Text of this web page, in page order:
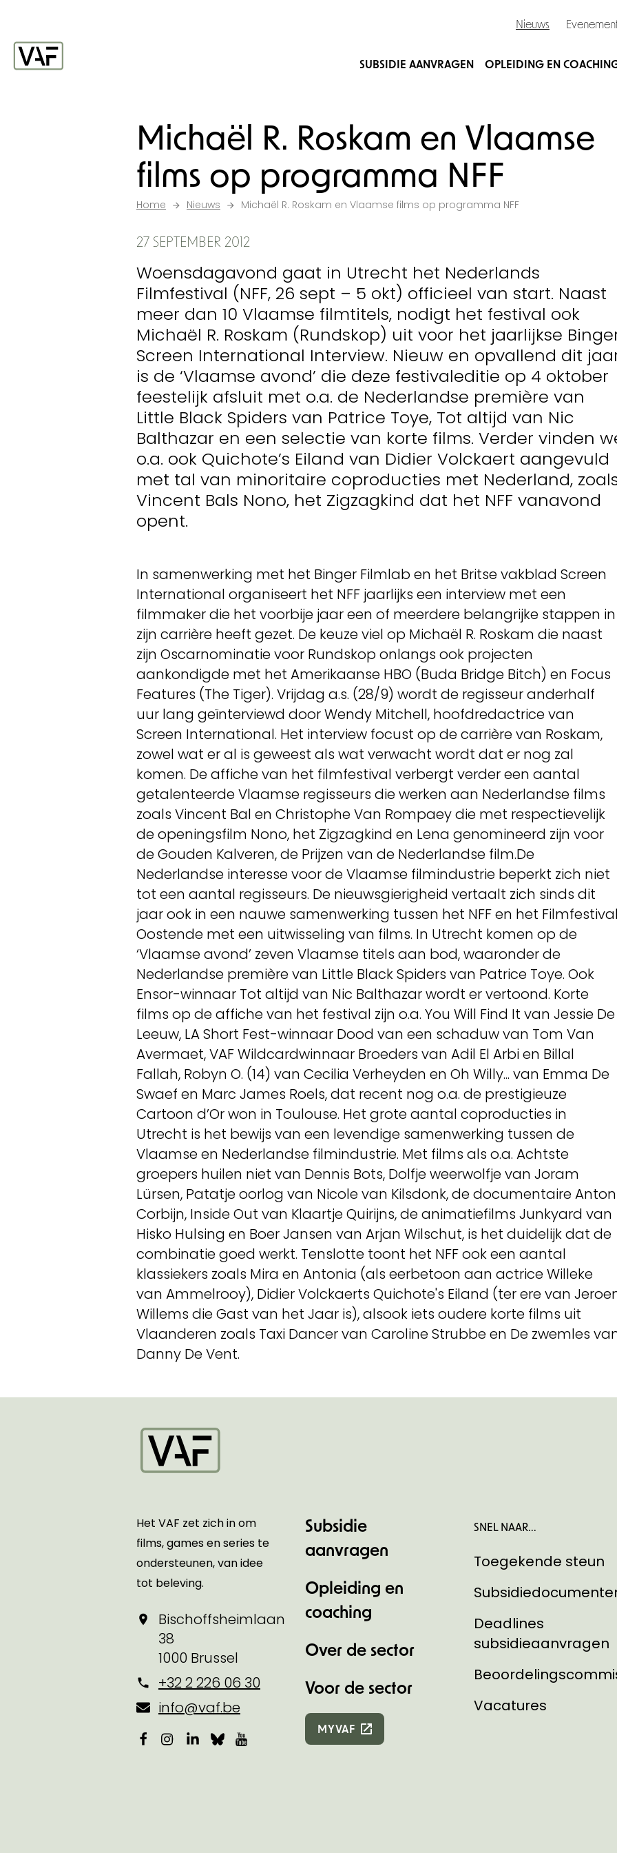
Nieuws
SUBSIDIE AANVRAGEN OPLEIDING EN
Michaël R. Roskam en Vlaamse
films op programma NFF
Home Nieuws Michaël R. Roskam en Vlaamse films op programma NFF
27 SEPTEMBER 2012
Woensdagavond gaat in Utrecht het Nederlands
Filmfestival (NFF, 26 sept – 5 okt) officieel van start. Naast
meer dan 10 Vlaamse filmtitels, nodigt het festival ook
Michaël R. Roskam (Rundskop) uit voor het jaarlijkse
Screen International Interview. Nieuw en opvallend dit
is de ‘Vlaamse avond’ die deze festivaleditie op 4 oktober
feestelijk afsluit met o.a. de Nederlandse première van
Little Black Spiders van Patrice Toye, Tot altijd van Nic
Balthazar en een selectie van korte films. Verder vinden
o.a. ook Quichote’s Eiland van Didier Volckaert aangevuld
met tal van minoritaire coproducties met Nederland,
Vincent Bals Nono, het Zigzagkind dat het NFF vanavond
opent.
In samenwerking met het Binger Filmlab en het Britse vakblad Screen
International organiseert het NFF jaarlijks een interview met een
filmmaker die het voorbije jaar een of meerdere belangrijke stappen in
zijn carrière heeft gezet. De keuze viel op Michaël R. Roskam die naast
zijn Oscarnominatie voor Rundskop onlangs ook projecten
aankondigde met het Amerikaanse HBO (Buda Bridge Bitch) en Focus
Features (The Tiger). Vrijdag a.s. (28/9) wordt de regisseur anderhalf
uur lang geïnterviewd door Wendy Mitchell, hoofdredactrice van
Screen International. Het interview focust op de carrière van Roskam,
zowel wat er al is geweest als wat verwacht wordt dat er nog zal
komen. De affiche van het filmfestival verbergt verder een aantal
getalenteerde Vlaamse regisseurs die werken aan Nederlandse films
zoals Vincent Bal en Christophe Van Rompaey die met respectievelijk
de openingsfilm Nono, het Zigzagkind en Lena genomineerd zijn voor
de Gouden Kalveren, de Prijzen van de Nederlandse film.De
Nederlandse interesse voor de Vlaamse filmindustrie beperkt zich niet
tot een aantal regisseurs. De nieuwsgierigheid vertaalt zich sinds dit
jaar ook in een nauwe samenwerking tussen het NFF en het Filmfestival
Oostende met een uitwisseling van films. In Utrecht komen op de
‘Vlaamse avond’ zeven Vlaamse titels aan bod, waaronder de
Nederlandse première van Little Black Spiders van Patrice Toye. Ook
Ensor-winnaar Tot altijd van Nic Balthazar wordt er vertoond. Korte
films op de affiche van het festival zijn o.a. You Will Find It van Jessie De
Leeuw, LA Short Fest-winnaar Dood van een schaduw van Tom Van
Avermaet, VAF Wildcardwinnaar Broeders van Adil El Arbi en Billal
Fallah, Robyn O. (14) van Cecilia Verheyden en Oh Willy... van Emma De
Swaef en Marc James Roels, dat recent nog o.a. de prestigieuze
Cartoon d’Or won in Toulouse. Het grote aantal coproducties in
Utrecht is het bewijs van een levendige samenwerking tussen de
Vlaamse en Nederlandse filmindustrie. Met films als o.a. Achtste
groepers huilen niet van Dennis Bots, Dolfje weerwolfje van Joram
Lürsen, Patatje oorlog van Nicole van Kilsdonk, de documentaire Anton
Corbijn, Inside Out van Klaartje Quirijns, de animatiefilms Junkyard van
Hisko Hulsing en Boer Jansen van Arjan Wilschut, is het duidelijk dat de
combinatie goed werkt. Tenslotte toont het NFF ook een aantal
klassiekers zoals Mira en Antonia (als eerbetoon aan actrice Willeke
van Ammelrooy), Didier Volckaerts Quichote's Eiland (ter ere van
Willems die Gast van het Jaar is), alsook iets oudere korte films uit
Vlaanderen zoals Taxi Dancer van Caroline Strubbe en De zwemles
Danny De Vent.
Het VAF zet zich in om
films, games en series te
ondersteunen, van idee
tot beleving.
Bischoffsheimlaan
38
1000 Brussel
+32 2 226 06 30
info@vaf.be
Facebook
Instagram
LinkedIn
BlueskyYouTube
Subsidie
aanvragen
Opleiding en
coaching
Over de sector
Voor de sector
MYVAF
SNEL NAAR...
Toegekende steun
Deadlines
subsidieaanvragen
Vacatures